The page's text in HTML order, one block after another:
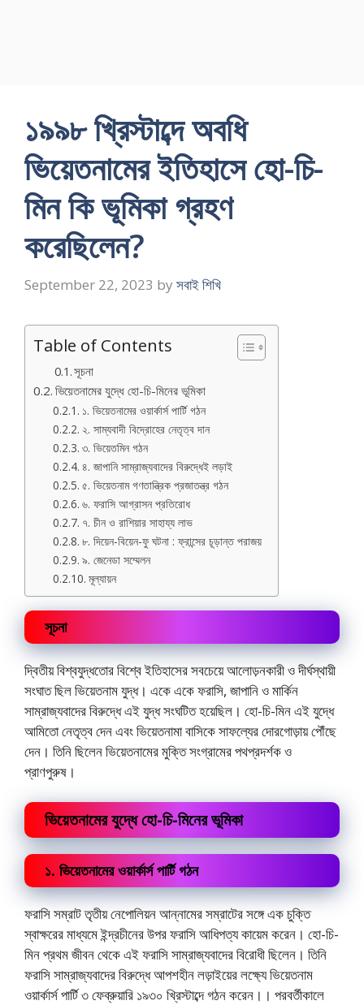
১৯৯৮ খ্রিস্টাব্দে অবধি
ভিয়েতনামের ইতিহাসে হো-চি-
মিন কি ভূমিকা গ্রহণ
করেছিলেন?
September 22, 2023 by সবাই শিখি
Table of Contents
সূচনা
ভিয়েতনামের যুদ্ধে হো-চি-মিনের ভূমিকা
১. ভিয়েতনামের ওয়ার্কার্স পার্টি গঠন
২. সাম্যবাদী বিদ্রোহের নেতৃত্ব দান
৩. ভিয়েতমিন গঠন
৪. জাপানি সাম্রাজ্যবাদের বিরুদ্ধেই লড়াই
৫. ভিয়েতনাম গণতান্ত্রিক প্রজাতন্ত্র গঠন
৬. ফরাসি আগ্রাসন প্রতিরোধ
৭. চীন ও রাশিয়ার সাহায্য লাভ
৮. দিয়েন-বিয়েন-ফু ঘটনা : ফ্রান্সের চূড়ান্ত পরাজয়
৯. জেনেডা সম্মেলন
মূল্যায়ন
সূচনা
দ্বিতীয় বিশ্বযুদ্ধতোর বিশ্বে ইতিহাসের সবচেয়ে আলোড়নকারী ও দীর্ঘস্থায়ী
সংঘাত ছিল ভিয়েতনাম যুদ্ধ। একে একে ফরাসি, জাপানি ও মার্কিন
সাম্রাজ্যবাদের বিরুদ্ধে এই যুদ্ধ সংঘটিত হয়েছিল। হো-চি-মিন এই যুদ্ধে
আমিতো নেতৃত্ব দেন এবং ভিয়েতনামা বাসিকে সাফল্যের দোরগোড়ায় পৌঁছে
দেন। তিনি ছিলেন ভিয়েতনামের মুক্তি সংগ্রামের পথপ্রদর্শক ও
প্রাণপুরুষ।
ভিয়েতনামের যুদ্ধে হো-চি-মিনের ভূমিকা
১. ভিয়েতনামের ওয়ার্কার্স পার্টি গঠন
ফরাসি সম্রাট তৃতীয় নেপোলিয়ন আন্নামের সম্রাটের সঙ্গে এক চুক্তি
স্বাক্ষরের মাধ্যমে ইন্দ্রচীনের উপর ফরাসি আধিপত্য কায়েম করেন। হো-চি-
মিন প্রথম জীবন থেকে এই ফরাসি সাম্রাজ্যবাদের বিরোধী ছিলেন। তিনি
ফরাসি সাম্রাজ্যবাদের বিরুদ্ধে আপশহীন লড়াইয়ের লক্ষ্যে ভিয়েতনাম
ওয়ার্কার্স পার্টি ৩ ফেব্রুয়ারি ১৯৩০ খ্রিস্টাব্দে গঠন করেন।। পরবর্তীকালে